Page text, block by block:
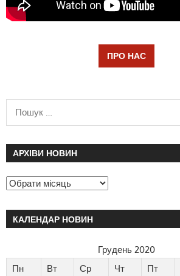
ПРО НАС
АРХІВИ НОВИН
КАЛЕНДАР НОВИН
Грудень 2020
Пн
Вт Ср Чт Пт